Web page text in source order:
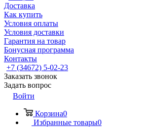
Доставка
Как купить
Условия оплаты
Условия доставки
Гарантия на товар
Бонусная программа
Контакты
+7 (34672) 5-02-23
Заказать звонок
Задать вопрос
Войти
Корзина0
Избранные товары0